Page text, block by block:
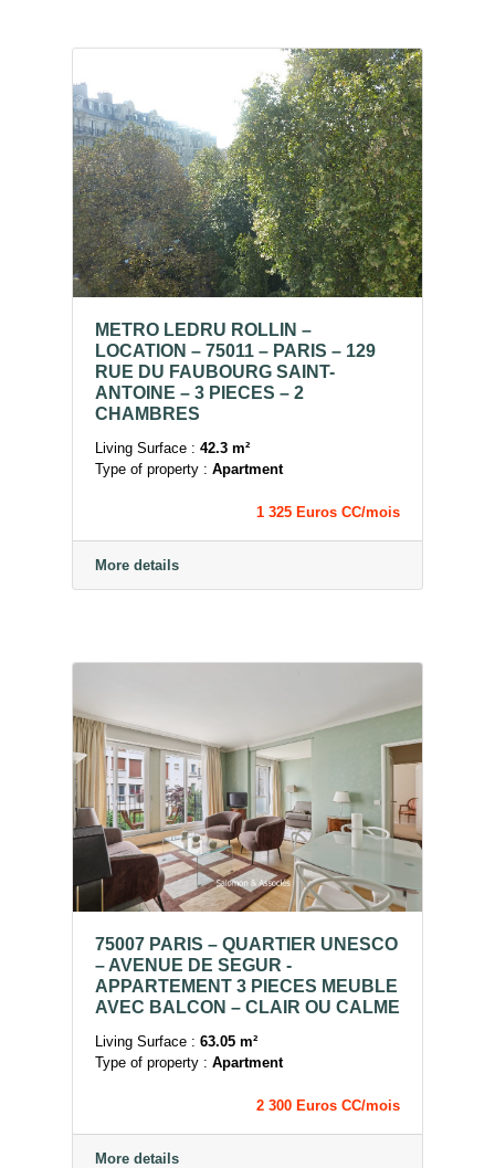
METRO LEDRU ROLLIN –
LOCATION – 75011 – PARIS – 129
RUE DU FAUBOURG SAINT-
ANTOINE – 3 PIECES – 2
CHAMBRES
Living Surface : 42.3 m²
Type of property : Apartment
1 325 Euros CC/mois
More details
75007 PARIS – QUARTIER UNESCO
– AVENUE DE SEGUR -
APPARTEMENT 3 PIECES MEUBLE
AVEC BALCON – CLAIR OU CALME
Living Surface : 63.05 m²
Type of property : Apartment
2 300 Euros CC/mois
More details